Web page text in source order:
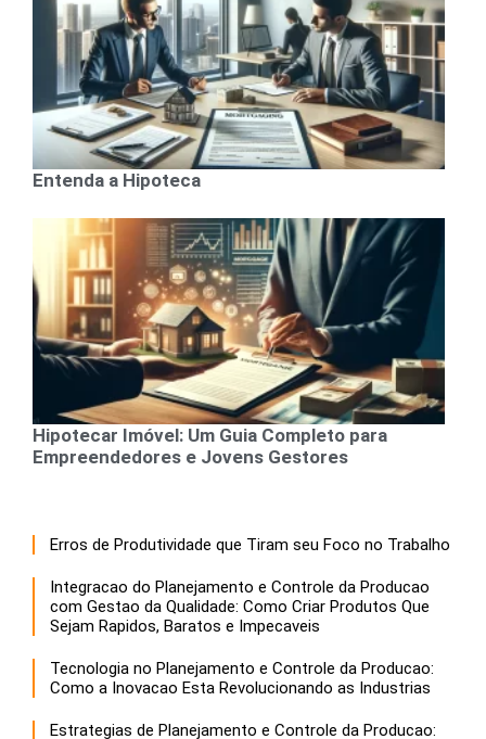
Entenda a Hipoteca
Hipotecar Imóvel: Um Guia Completo para
Empreendedores e Jovens Gestores
Erros de Produtividade que Tiram seu Foco no Trabalho
Integracao do Planejamento e Controle da Producao
com Gestao da Qualidade: Como Criar Produtos Que
Sejam Rapidos, Baratos e Impecaveis
Tecnologia no Planejamento e Controle da Producao:
Como a Inovacao Esta Revolucionando as Industrias
Estrategias de Planejamento e Controle da Producao: